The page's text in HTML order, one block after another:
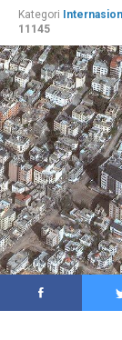
Kategori
11145